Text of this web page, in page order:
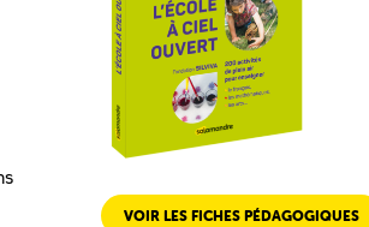
VOIR LES FICHES PÉDAGOGIQUES